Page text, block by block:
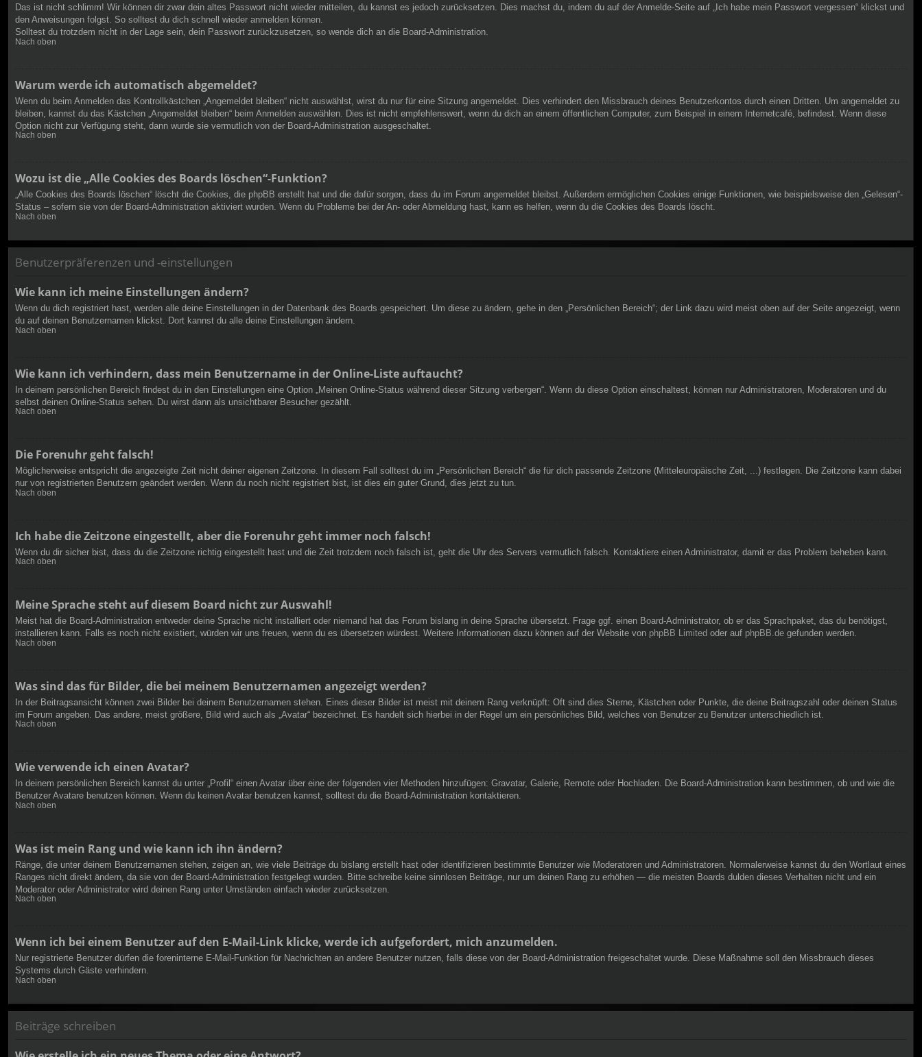
Das ist nicht schlimm! Wir können dir zwar dein altes Passwort nicht wieder mitteilen, du kannst es jedoch zurücksetzen. Dies machst du, indem du auf der Anmelde-Seite auf „Ich habe mein Passwort vergessen“ klickst und
den Anweisungen folgst. So solltest du dich schnell wieder anmelden können.
Solltest du trotzdem nicht in der Lage sein, dein Passwort zurückzusetzen, so wende dich an die Board-Administration.
Nach oben
Warum werde ich automatisch abgemeldet?
Wenn du beim Anmelden das Kontrollkästchen „Angemeldet bleiben“ nicht auswählst, wirst du nur für eine Sitzung angemeldet. Dies verhindert den Missbrauch deines Benutzerkontos durch einen Dritten. Um angemeldet zu
bleiben, kannst du das Kästchen „Angemeldet bleiben“ beim Anmelden auswählen. Dies ist nicht empfehlenswert, wenn du dich an einem öffentlichen Computer, zum Beispiel in einem Internetcafé, befindest. Wenn diese
Option nicht zur Verfügung steht, dann wurde sie vermutlich von der Board-Administration ausgeschaltet.
Nach oben
Wozu ist die „Alle Cookies des Boards löschen“-Funktion?
„Alle Cookies des Boards löschen“ löscht die Cookies, die phpBB erstellt hat und die dafür sorgen, dass du im Forum angemeldet bleibst. Außerdem ermöglichen Cookies einige Funktionen, wie beispielsweise den „Gelesen“-
Status – sofern sie von der Board-Administration aktiviert wurden. Wenn du Probleme bei der An- oder Abmeldung hast, kann es helfen, wenn du die Cookies des Boards löscht.
Nach oben
Benutzerpräferenzen und -einstellungen
Wie kann ich meine Einstellungen ändern?
Wenn du dich registriert hast, werden alle deine Einstellungen in der Datenbank des Boards gespeichert. Um diese zu ändern, gehe in den „Persönlichen Bereich“; der Link dazu wird meist oben auf der Seite angezeigt, wenn
du auf deinen Benutzernamen klickst. Dort kannst du alle deine Einstellungen ändern.
Nach oben
Wie kann ich verhindern, dass mein Benutzername in der Online-Liste auftaucht?
In deinem persönlichen Bereich findest du in den Einstellungen eine Option „Meinen Online-Status während dieser Sitzung verbergen“. Wenn du diese Option einschaltest, können nur Administratoren, Moderatoren und du
selbst deinen Online-Status sehen. Du wirst dann als unsichtbarer Besucher gezählt.
Nach oben
Die Forenuhr geht falsch!
Möglicherweise entspricht die angezeigte Zeit nicht deiner eigenen Zeitzone. In diesem Fall solltest du im „Persönlichen Bereich“ die für dich passende Zeitzone (Mitteleuropäische Zeit, ...) festlegen. Die Zeitzone kann dabei
nur von registrierten Benutzern geändert werden. Wenn du noch nicht registriert bist, ist dies ein guter Grund, dies jetzt zu tun.
Nach oben
Ich habe die Zeitzone eingestellt, aber die Forenuhr geht immer noch falsch!
Wenn du dir sicher bist, dass du die Zeitzone richtig eingestellt hast und die Zeit trotzdem noch falsch ist, geht die Uhr des Servers vermutlich falsch. Kontaktiere einen Administrator, damit er das Problem beheben kann.
Nach oben
Meine Sprache steht auf diesem Board nicht zur Auswahl!
Meist hat die Board-Administration entweder deine Sprache nicht installiert oder niemand hat das Forum bislang in deine Sprache übersetzt. Frage ggf. einen Board-Administrator, ob er das Sprachpaket, das du benötigst,
installieren kann. Falls es noch nicht existiert, würden wir uns freuen, wenn du es übersetzen würdest. Weitere Informationen dazu können auf der Website von phpBB Limited oder auf phpBB.de gefunden werden.
Nach oben
Was sind das für Bilder, die bei meinem Benutzernamen angezeigt werden?
In der Beitragsansicht können zwei Bilder bei deinem Benutzernamen stehen. Eines dieser Bilder ist meist mit deinem Rang verknüpft: Oft sind dies Sterne, Kästchen oder Punkte, die deine Beitragszahl oder deinen Status
im Forum angeben. Das andere, meist größere, Bild wird auch als „Avatar“ bezeichnet. Es handelt sich hierbei in der Regel um ein persönliches Bild, welches von Benutzer zu Benutzer unterschiedlich ist.
Nach oben
Wie verwende ich einen Avatar?
In deinem persönlichen Bereich kannst du unter „Profil“ einen Avatar über eine der folgenden vier Methoden hinzufügen: Gravatar, Galerie, Remote oder Hochladen. Die Board-Administration kann bestimmen, ob und wie die
Benutzer Avatare benutzen können. Wenn du keinen Avatar benutzen kannst, solltest du die Board-Administration kontaktieren.
Nach oben
Was ist mein Rang und wie kann ich ihn ändern?
Ränge, die unter deinem Benutzernamen stehen, zeigen an, wie viele Beiträge du bislang erstellt hast oder identifizieren bestimmte Benutzer wie Moderatoren und Administratoren. Normalerweise kannst du den Wortlaut eines
Ranges nicht direkt ändern, da sie von der Board-Administration festgelegt wurden. Bitte schreibe keine sinnlosen Beiträge, nur um deinen Rang zu erhöhen — die meisten Boards dulden dieses Verhalten nicht und ein
Moderator oder Administrator wird deinen Rang unter Umständen einfach wieder zurücksetzen.
Nach oben
Wenn ich bei einem Benutzer auf den E-Mail-Link klicke, werde ich aufgefordert, mich anzumelden.
Nur registrierte Benutzer dürfen die foreninterne E-Mail-Funktion für Nachrichten an andere Benutzer nutzen, falls diese von der Board-Administration freigeschaltet wurde. Diese Maßnahme soll den Missbrauch dieses
Systems durch Gäste verhindern.
Nach oben
Beiträge schreiben